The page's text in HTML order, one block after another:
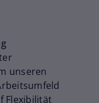
unseren
Flexibilität